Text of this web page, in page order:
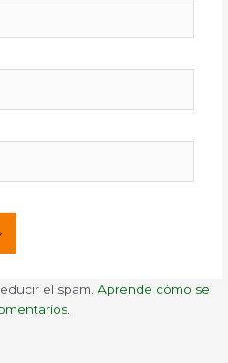
el spam.Aprende cómo se